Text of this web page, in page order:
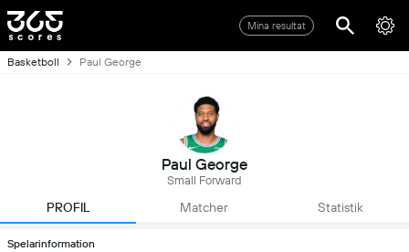
Mina resultat
Basketboll Paul George
Paul George
Small Forward
PROFIL Matcher Statistik
Spelarinformation